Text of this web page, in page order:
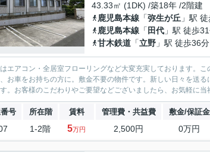
43.33㎡ (1DK) /築18年 /2階建
鹿児島本線 「弥生が丘 」駅
鹿児島本線 「 田代 」駅 徒歩
甘木鉄道 「立野 」駅 徒歩36分
エアコン・全居室フローリングなど大変充実しております。
お車をお持ちの方に。敷金不要の物件です。新しい日々を送
。お客様のこだわりやご要望などございましたら、お気軽に当
号 所在階 賃料 管理費・共益費 敷金/保証金
1-2階 5万円 2,500円 0万円